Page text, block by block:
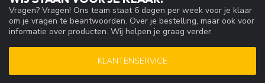
Vragen? Vragen! Ons team staat 6 dagen per week voor je klaar
om je vragen te beantwoorden. Over je bestelling, maar ook voor
informatie over producten. Wij helpen je graag verder.
KLANTENSERVICE